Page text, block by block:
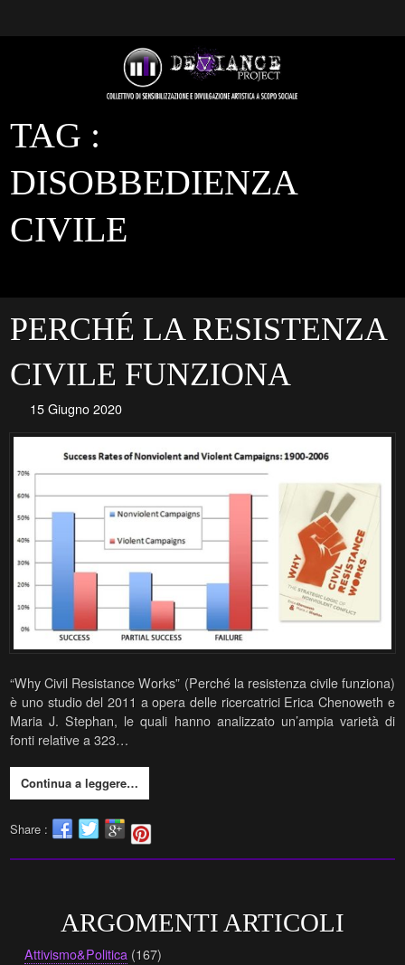
TAG :
DISOBBEDIENZA
CIVILE
PERCHÉ LA RESISTENZA
CIVILE FUNZIONA
15 Giugno 2020
“Why Civil Resistance Works” (Perché la resistenza civile funziona)
è uno studio del 2011 a opera delle ricercatrici Erica Chenoweth e
Maria J. Stephan, le quali hanno analizzato un’ampia varietà di
fonti relative a 323…
Continua a leggere…
Share :
ARGOMENTI ARTICOLI
Attivismo&Politica (167)